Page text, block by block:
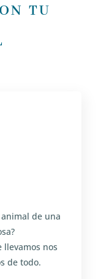
tu
de una
llevamos nos
de todo.